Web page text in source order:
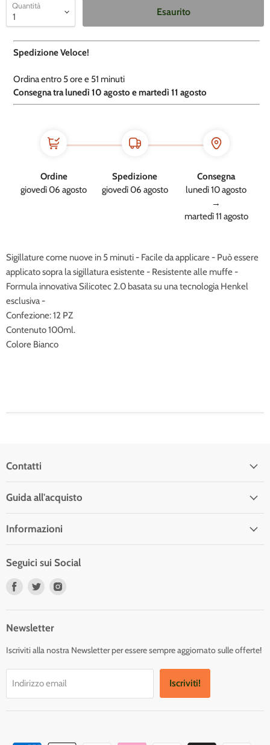
Quantità
Esaurito
Spedizione Veloce!
Ordina entro 5 ore e 51 minuti
​Consegna tra lunedì 10 agosto e martedì 11 agosto
Ordine
giovedì 06 agosto
Spedizione
giovedì 06 agosto
Consegna
lunedì 10 agosto
→
martedì 11 agosto
Sigillature come nuove in 5 minuti - Facile da applicare - Può essere
applicato sopra la sigillatura esistente - Resistente alle muffe -
Formula innovativa Silicotec 2.0 basata su una tecnologia Henkel
esclusiva -
Confezione: 12 PZ
Contenuto 100ml.
Colore Bianco
Contatti
Guida all'acquisto
Informazioni
Seguici sui Social
Trovaci
Trovaci
Newsletter
Iscriviti alla nostra Newsletter per essere sempre aggiornato sulle offerte!
Indirizzo email Iscriviti!